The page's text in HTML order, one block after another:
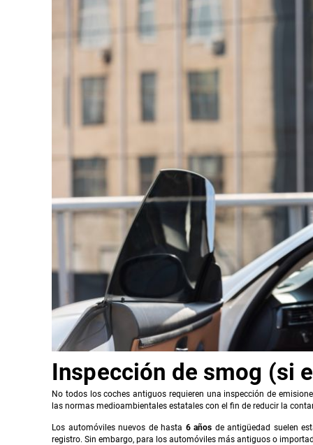
Inspección de smog (si
No todos los coches antiguos requieren una inspección de
las normas medioambientales estatales con el fin de reducir la
Los automóviles nuevos de hasta 6 años de antigüedad suelen
registro. Sin embargo, para los automóviles más antiguos o